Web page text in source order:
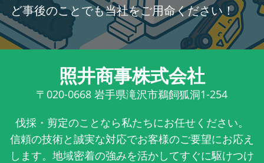
ど事後のことでも当社をご用命ください！
照井商事株式会社
〒020-0668 岩手県滝沢市鵜飼狐洞1-254
伐採・剪定のことなら私たちにお任せください。
信頼の技術と誠実な対応でお客様のご要望にお応え
します。地域密着の強みを活かしてすぐに駆けつけ